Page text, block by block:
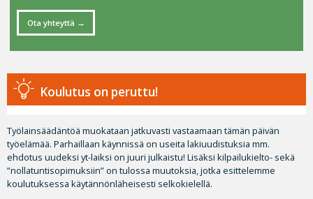
Koulutus on peruttu!
Työlainsäädäntöä muokataan jatkuvasti vastaamaan tämän päivän
työelämää. Parhaillaan käynnissä on useita lakiuudistuksia mm.
ehdotus uudeksi yt-laiksi on juuri julkaistu! Lisäksi kilpailukielto- sekä
”nollatuntisopimuksiin” on tulossa muutoksia, jotka esittelemme
koulutuksessa käytännönläheisesti selkokielellä.
Ota yhteyttä